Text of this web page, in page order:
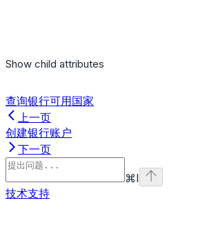
Show child attributes
查询银行可用国家
上一页
创建银行账户
下一页
⌘I
技术支持